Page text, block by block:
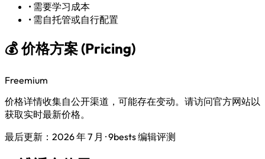
• 需要学习成本
• 需自托管或自行配置
💰 价格方案 (Pricing)
Freemium
价格详情收集自公开渠道，可能存在变动。请访问官方网站以
获取实时最新价格。
最后更新：2026 年 7 月 · 9bests 编辑评测